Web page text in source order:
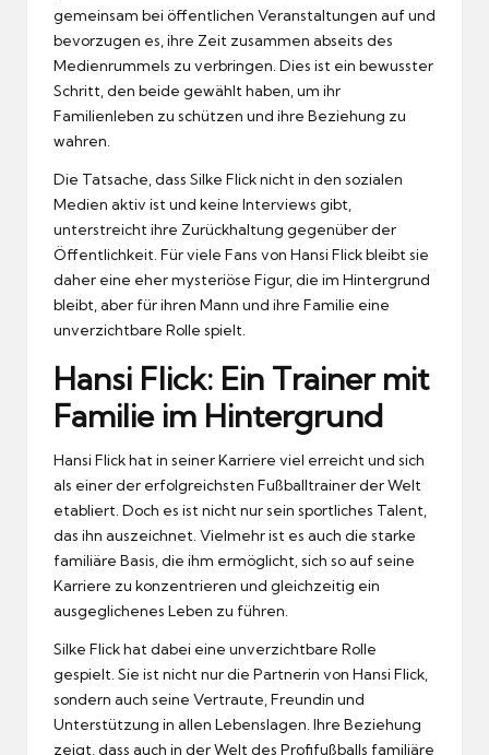
gemeinsam bei öffentlichen Veranstaltungen auf und
bevorzugen es, ihre Zeit zusammen abseits des
Medienrummels zu verbringen. Dies ist ein bewusster
Schritt, den beide gewählt haben, um ihr
Familienleben zu schützen und ihre Beziehung zu
wahren.
Die Tatsache, dass Silke Flick nicht in den sozialen
Medien aktiv ist und keine Interviews gibt,
unterstreicht ihre Zurückhaltung gegenüber der
Öffentlichkeit. Für viele Fans von Hansi Flick bleibt sie
daher eine eher mysteriöse Figur, die im Hintergrund
bleibt, aber für ihren Mann und ihre Familie eine
unverzichtbare Rolle spielt.
Hansi Flick: Ein Trainer mit
Familie im Hintergrund
Hansi Flick hat in seiner Karriere viel erreicht und sich
als einer der erfolgreichsten Fußballtrainer der Welt
etabliert. Doch es ist nicht nur sein sportliches Talent,
das ihn auszeichnet. Vielmehr ist es auch die starke
familiäre Basis, die ihm ermöglicht, sich so auf seine
Karriere zu konzentrieren und gleichzeitig ein
ausgeglichenes Leben zu führen.
Silke Flick hat dabei eine unverzichtbare Rolle
gespielt. Sie ist nicht nur die Partnerin von Hansi Flick,
sondern auch seine Vertraute, Freundin und
Unterstützung in allen Lebenslagen. Ihre Beziehung
zeigt, dass auch in der Welt des Profifußballs familiäre